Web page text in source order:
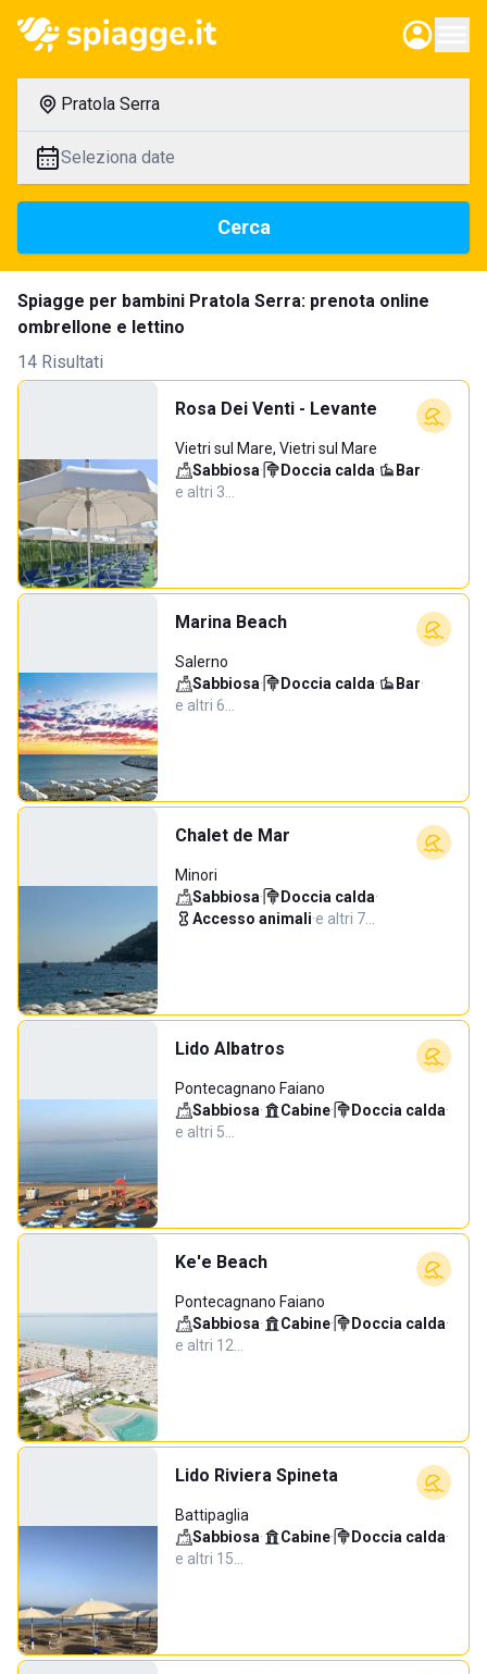
Pratola Serra
Seleziona date
Cerca
Spiagge per bambini Pratola Serra: prenota online
ombrellone e lettino
14 Risultati
Rosa Dei Venti - Levante
Vietri sul Mare, Vietri sul Mare
Sabbiosa· Doccia calda· Bar·
e altri 3…
Marina Beach
Salerno
Sabbiosa· Doccia calda· Bar·
e altri 6…
Chalet de Mar
Minori
Sabbiosa· Doccia calda·
Accesso animali·e altri 7…
Lido Albatros
Pontecagnano Faiano
Sabbiosa· Cabine· Doccia calda·
e altri 5…
Ke'e Beach
Pontecagnano Faiano
Sabbiosa· Cabine· Doccia calda·
e altri 12…
Lido Riviera Spineta
Battipaglia
Sabbiosa· Cabine· Doccia calda·
e altri 15…